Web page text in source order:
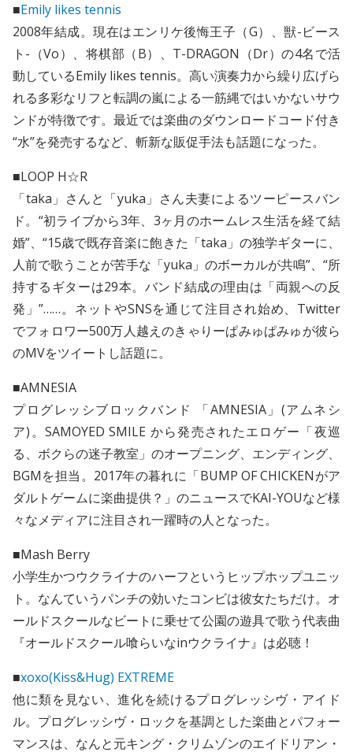
■Emily likes tennis
2008年結成。現在はエンリケ後悔王子（G）、獣-ビース
ト-（Vo）、将棋部（B）、T-DRAGON（Dr）の4名で活
動しているEmily likes tennis。高い演奏力から繰り広げら
れる多彩なリフと転調の嵐による一筋縄ではいかないサウ
ンドが特徴です。最近では楽曲のダウンロードコード付き
“水”を発売するなど、斬新な販促手法も話題になった。
■LOOP H☆R
「taka」さんと「yuka」さん夫妻によるツーピースバン
ド。“初ライブから3年、3ヶ月のホームレス生活を経て結
婚”、“15歳で既存音楽に飽きた「taka」の独学ギターに、
人前で歌うことが苦手な「yuka」のボーカルが共鳴”、“所
持するギターは29本。バンド結成の理由は「両親への反
発」”……。ネットやSNSを通じて注目され始め、Twitter
でフォロワー500万人越えのきゃりーぱみゅぱみゅが彼ら
のMVをツイートし話題に。
■AMNESIA
プログレッシブロックバンド 「AMNESIA」(アムネシ
ア)。SAMOYED SMILE から発売されたエロゲー「夜巡
る、ボクらの迷子教室」のオープニング、エンディング、
BGMを担当。2017年の暮れに「BUMP OF CHICKENがア
ダルトゲームに楽曲提供？」のニュースでKAI-YOUなど様
々なメディアに注目され一躍時の人となった。
■Mash Berry
小学生かつウクライナのハーフというヒップホップユニッ
ト。なんていうパンチの効いたコンビは彼女たちだけ。オ
ールドスクールなビートに乗せて公園の遊具で歌う代表曲
『オールドスクール喰らいなinウクライナ』は必聴！
■xoxo(Kiss&Hug) EXTREME
他に類を見ない、進化を続けるプログレッシヴ・アイド
ル。プログレッシヴ・ロックを基調とした楽曲とパフォー
マンスは、なんと元キング・クリムゾンのエイドリアン・